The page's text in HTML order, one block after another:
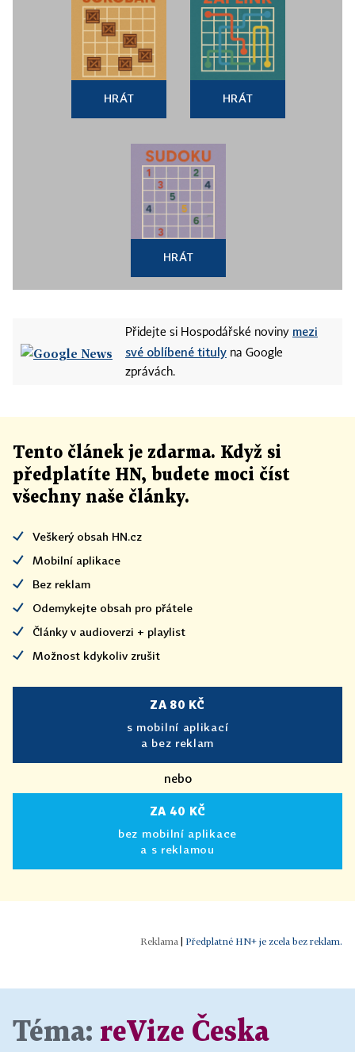
HRÁT HRÁT
HRÁT
Přidejte si Hospodářské noviny mezi
své oblíbené tituly na Google
zprávách.
Tento článek je zdarma. Když si
předplatíte HN, budete moci číst
všechny naše články.
Veškerý obsah HN.cz
Mobilní aplikace
Bez reklam
Odemykejte obsah pro přátele
Články v audioverzi + playlist
Možnost kdykoliv zrušit
ZA 80 KČ
s mobilní aplikací
a bez reklam
nebo
ZA 40 KČ
bez mobilní aplikace
a s reklamou
| Předplatné HN+ je zcela bez reklam.
Téma: reVize Česka